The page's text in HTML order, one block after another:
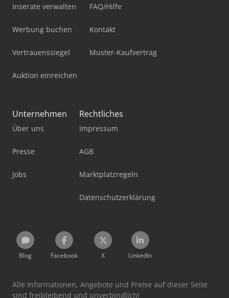
Inserate verwalten
Werbung buchen
Vertrauenssiegel
Auktion einreichen
FAQ/Hilfe
Kontakt
Muster-Kaufvertrag
Unternehmen
Über uns
Presse
Jobs
Rechtliches
Impressum
AGB
Marktplatzregeln
Datenschutzerklärung
Blog Facebook X LinkedIn
Alle Informationen, Angebote und Preise auf dieser Seite
sind freibleibend und unverbindlich!